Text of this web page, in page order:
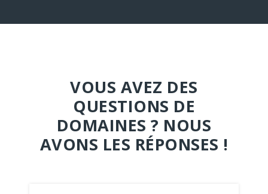
VOUS AVEZ DES
QUESTIONS DE
DOMAINES ? NOUS
AVONS LES RÉPONSES !